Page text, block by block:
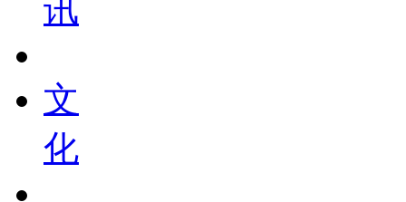
讯
文
化